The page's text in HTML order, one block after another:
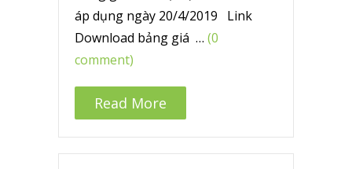
áp dụng ngày 20/4/2019 Link
Download bảng giá … (0
comment)
Read More